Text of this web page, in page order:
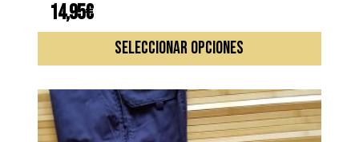
14,95€
SELECCIONAR OPCIONES
Este
Las